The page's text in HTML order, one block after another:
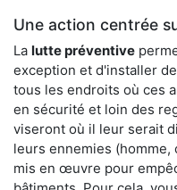
Une action centrée
La lutte préventive
exception et d'installer
tous les endroits où ces
en sécurité et loin des
viseront où il leur serait
leurs ennemies (homme,
mis en œuvre pour